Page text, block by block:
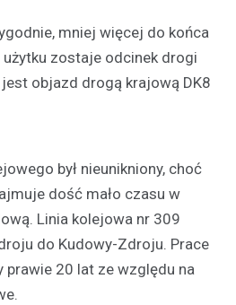
mniej więcej do końca
użytku zostaje odcinek drogi
objazd drogą krajową DK8
był nieunikniony, choć
dość mało czasu w
Linia kolejowa nr 309
do Kudowy-Zdroju. Prace
prawie 20 lat ze względu na